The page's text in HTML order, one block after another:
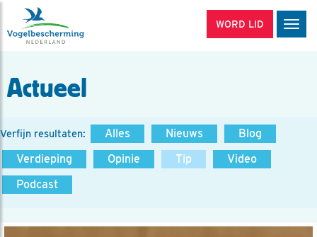
WORD LID
Actueel
Verfijn resultaten: Alles Nieuws
Blog
Verdieping
Opinie Tip
Video
Podcast